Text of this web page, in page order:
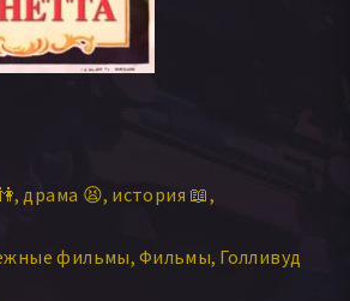
драма 😫 история 📖
фильмы Фильмы Голливуд